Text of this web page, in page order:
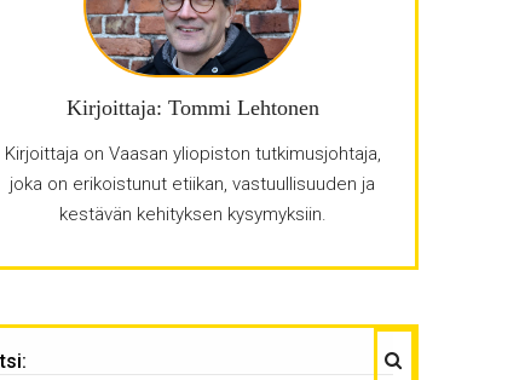
Kirjoittaja: Tommi Lehtonen
Kirjoittaja on Vaasan yliopiston tutkimusjohtaja,
joka on erikoistunut etiikan, vastuullisuuden ja
kestävän kehityksen kysymyksiin.
Haku